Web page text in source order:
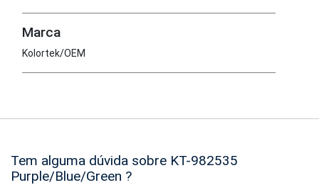
Marca
Kolortek/OEM
Tem alguma dúvida sobre KT-982535
Purple/Blue/Green ?